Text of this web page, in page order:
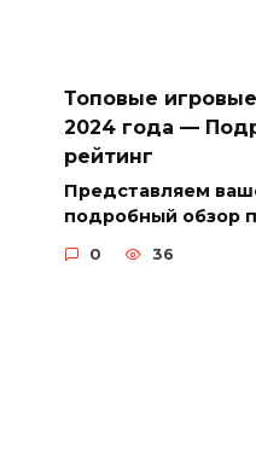
Топовые
2024 года —
рейтинг
Представляем
подробный обзор
0 36